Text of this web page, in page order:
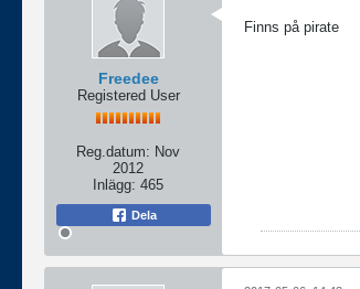
Freedee
Registered User
Reg.datum: Nov
2012
Inlägg: 465
Dela
Finns på pirate